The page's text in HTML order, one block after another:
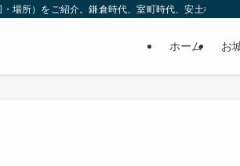
場所）をご紹介。鎌倉時代、室町時代、安土桃山時
ホーム お